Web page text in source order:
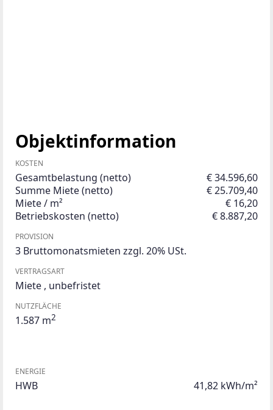
Objektinformation
KOSTEN
Gesamtbelastung (netto)
€ 34.596,60
Summe Miete (netto)
€ 25.709,40
Miete / m²
€ 16,20
Betriebskosten (netto)
€ 8.887,20
PROVISION
3 Bruttomonatsmieten zzgl. 20% USt.
VERTRAGSART
Miete , unbefristet
NUTZFLÄCHE
1.587 m2
ENERGIE
HWB 41,82 kWh/m²